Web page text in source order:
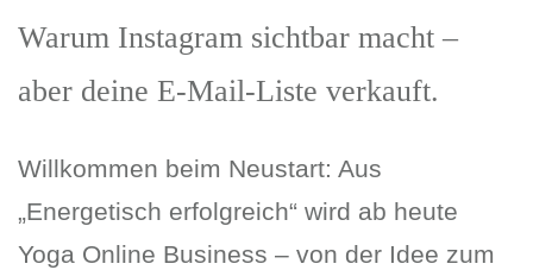
Warum Instagram sichtbar macht –
aber deine E-Mail-Liste verkauft.
Willkommen beim Neustart: Aus
„Energetisch erfolgreich“ wird ab heute
Yoga Online Business – von der Idee zum